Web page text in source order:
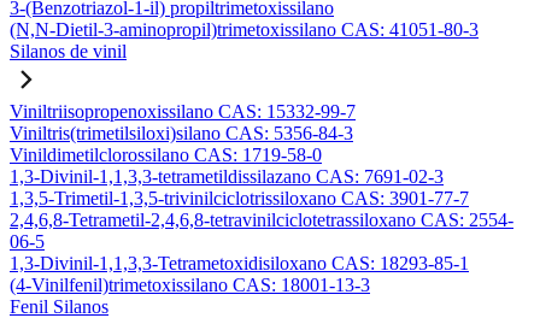
3-(Benzotriazol-1-il) propiltrimetoxissilano
(N,N-Dietil-3-aminopropil)trimetoxissilano CAS: 41051-80-3
Silanos de vinil
Viniltriisopropenoxissilano CAS: 15332-99-7
Viniltris(trimetilsiloxi)silano CAS: 5356-84-3
Vinildimetilclorossilano CAS: 1719-58-0
1,3-Divinil-1,1,3,3-tetrametildissilazano CAS: 7691-02-3
1,3,5-Trimetil-1,3,5-trivinilciclotrissiloxano CAS: 3901-77-7
2,4,6,8-Tetrametil-2,4,6,8-tetravinilciclotetrassiloxano CAS: 2554-
06-5
1,3-Divinil-1,1,3,3-Tetrametoxidisiloxano CAS: 18293-85-1
(4-Vinilfenil)trimetoxissilano CAS: 18001-13-3
Fenil Silanos